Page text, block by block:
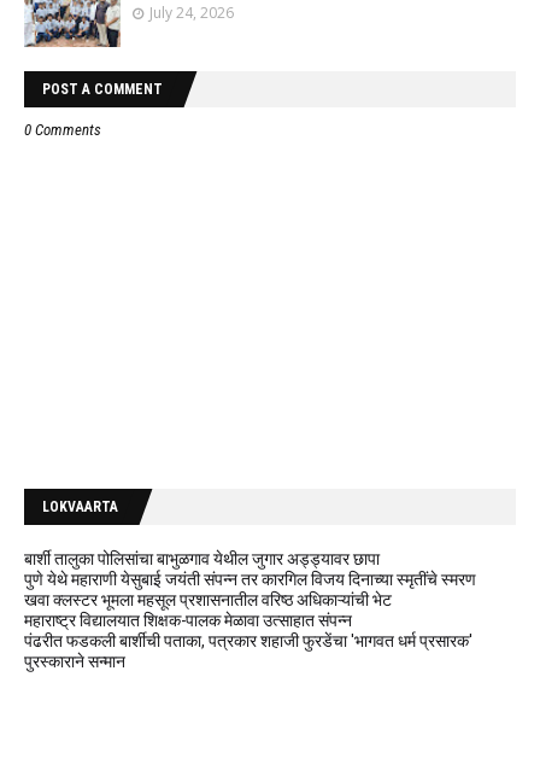
July 24, 2026
POST A COMMENT
0 Comments
LOKVAARTA
बार्शी तालुका पोलिसांचा बाभुळगाव येथील जुगार अड्ड्यावर छापा
पुणे येथे महाराणी येसुबाई जयंती संपन्न तर कारगिल विजय दिनाच्या स्मृतींचे स्मरण
खवा क्लस्टर भूमला महसूल प्रशासनातील वरिष्ठ अधिकाऱ्यांची भेट
महाराष्ट्र विद्यालयात शिक्षक-पालक मेळावा उत्साहात संपन्न
पंढरीत फडकली बार्शीची पताका, पत्रकार शहाजी फुरडेंचा 'भागवत धर्म प्रसारक'
पुरस्काराने सन्मान